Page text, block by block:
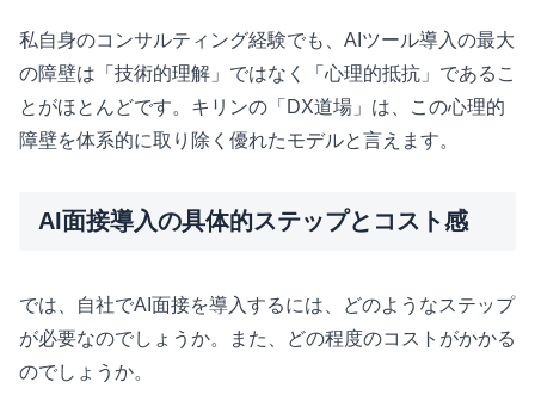
私自身のコンサルティング経験でも、AIツール導入の最大
の障壁は「技術的理解」ではなく「心理的抵抗」であるこ
とがほとんどです。キリンの「DX道場」は、この心理的
障壁を体系的に取り除く優れたモデルと言えます。
AI面接導入の具体的ステップとコスト感
では、自社でAI面接を導入するには、どのようなステップ
が必要なのでしょうか。また、どの程度のコストがかかる
のでしょうか。